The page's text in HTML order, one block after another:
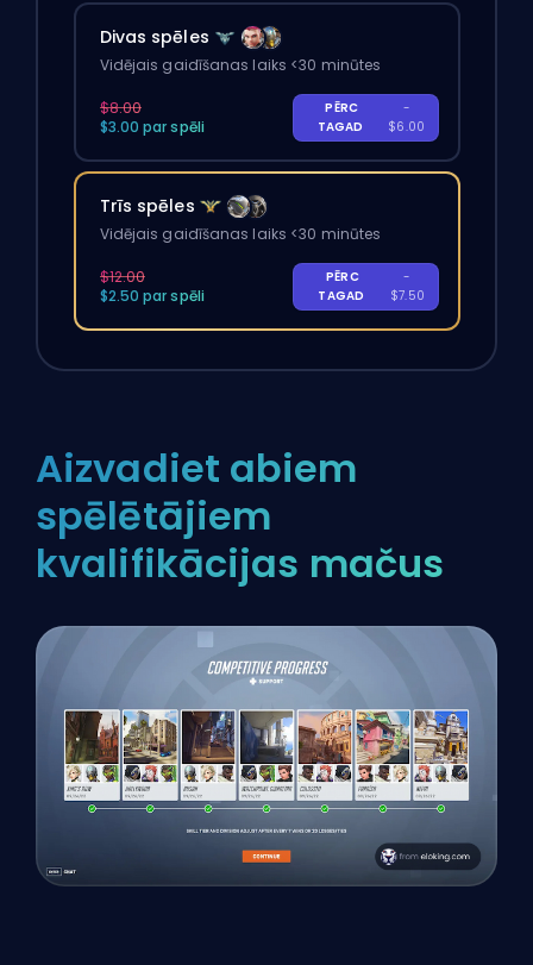
Divas spēles
Vidējais gaidīšanas laiks <30 minūtes
$8.00
$3.00 par spēli
PĒRC
TAGAD
-
$6.00
Trīs spēles
Vidējais gaidīšanas laiks <30 minūtes
$12.00
$2.50 par spēli
PĒRC
TAGAD
-
$7.50
Aizvadiet abiem
spēlētājiem
kvalifikācijas mačus